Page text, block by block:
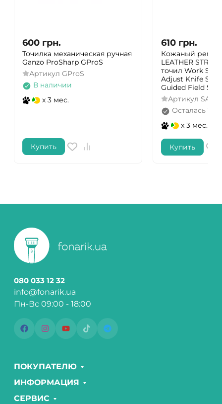
600 грн.
Точилка механическая ручная
Ganzo ProSharp GProS
Артикул GProS
В наличии
x 3 мес.
Купить
610 грн.
Кожаный
LEATHER
точил Work
Adjust Knife
Guided Field
Артикул
Осталась 1
x 3 мес.
Купить
080 033 12 32
info@fonarik.ua
Пн-Вс 09:00 - 18:00
ПОКУПАТЕЛЮ
ИНФОРМАЦИЯ
СЕРВИС